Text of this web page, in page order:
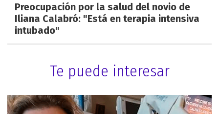
Preocupación por la salud del novio de
Iliana Calabró: "Está en terapia intensiva
intubado"
Te puede interesar